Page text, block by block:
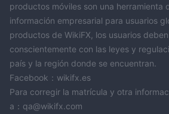
productos móviles son una herramienta
información empresarial para usuarios
productos de WikiFX, los usuarios
conscientemente con las leyes y
país y la región donde se encuentran.
Facebook：wikifx.es
Para corregir la matrícula y otra
a：qa@wikifx.com